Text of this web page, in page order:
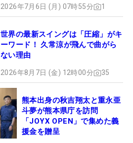
2026年7月6日 (月) 07時55分 1
世界の最新スイングは「圧縮」がキ
ーワード！ 久常涼が飛んで曲がら
ない理由
2026年8月7日 (金) 12時00分 35
熊本出身の秋吉翔太と重永亜
斗夢が熊本県庁を訪問
「JOYX OPEN」で集めた義
援金を贈呈